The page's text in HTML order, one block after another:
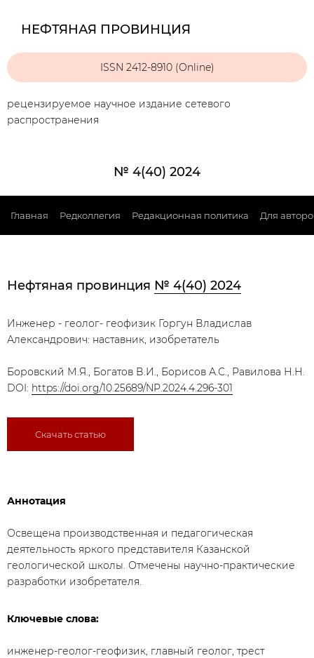
НЕФТЯНАЯ ПРОВИНЦИЯ
ISSN 2412-8910 (Online)
рецензируемое научное издание сетевого
распространения
№ 4(40) 2024
Главная Редколлегия Редакционная политика Для
Нефтяная провинция № 4(40) 2024
Инженер - геолог- геофизик Горгун Владислав
Александрович: наставник, изобретатель
Боровский М.Я., Богатов В.И., Борисов А.С., Равилова Н.Н.
DOI: https://doi.org/10.25689/NP.2024.4.296-301
Скачать статью
Аннотация
Освещена производственная и педагогическая
деятельность яркого представителя Казанской
геологической школы. Отмечены научно-практические
разработки изобретателя.
Ключевые слова:
инженер-геолог-геофизик, главный геолог, трест